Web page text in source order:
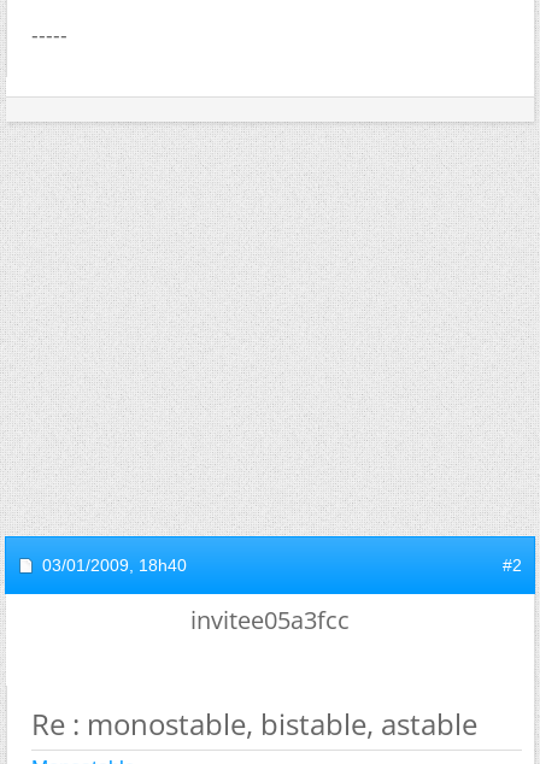
-----
03/01/2009, 18h40 #2
invitee05a3fcc
Re : monostable, bistable, astable